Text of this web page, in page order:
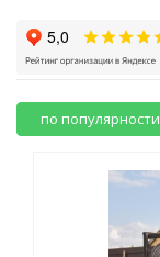
по популярности